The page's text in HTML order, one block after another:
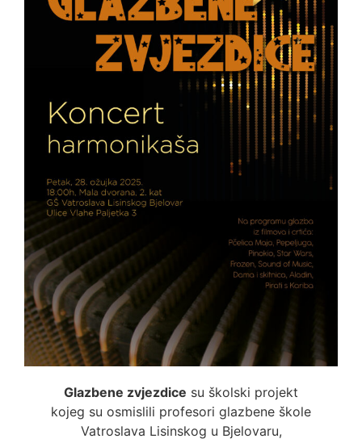
Glazbene zvjezdice su školski projekt
kojeg su osmislili profesori glazbene škole
Vatroslava Lisinskog u Bjelovaru,